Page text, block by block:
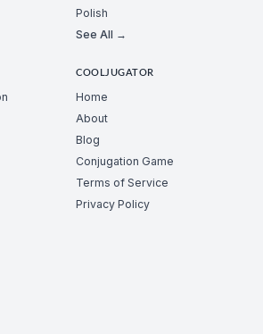
Polish
See All →
COOLJUGATOR
Home
About
Blog
Conjugation Game
Terms of Service
Privacy Policy